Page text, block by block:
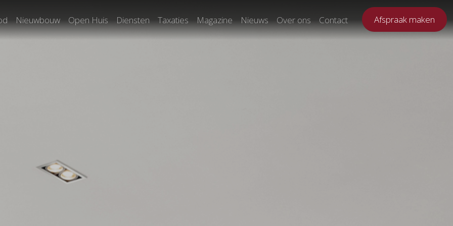
Nieuwbouw Open Huis Diensten Taxaties Magazine Nieuws Over ons Contact Afspraak maken